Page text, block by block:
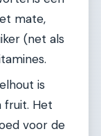
mate,
(net als
is
fruit. Het
voor de